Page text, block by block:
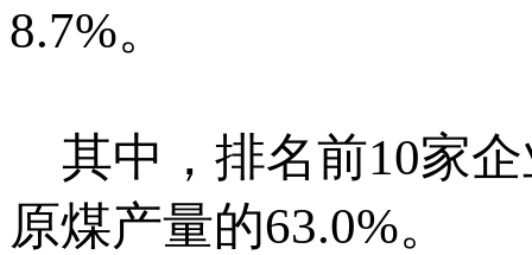
8.7%。
其中，排名前10家企
原煤产量的63.0%。